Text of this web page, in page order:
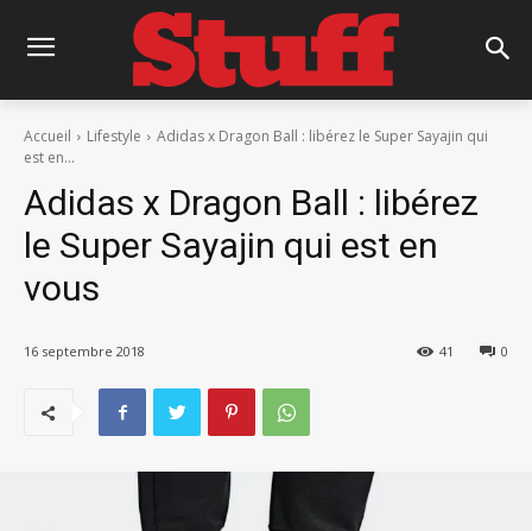
Accueil Lifestyle
Adidas x Dragon Ball : libérez le Super Sayajin qui
est en...
Adidas x Dragon Ball : libérez
le Super Sayajin qui est en
vous
16 septembre 2018 0
41